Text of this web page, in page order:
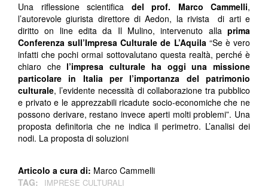
Una riflessione scientifica del prof. Marco Cammelli,
l’autorevole giurista direttore di Aedon, la rivista di arti e
diritto on line edita da Il Mulino, intervenuto alla prima
Conferenza sull’Impresa Culturale de L’Aquila “Se è vero
infatti che pochi ormai sottovalutano questa realtà, perché è
chiaro che l’impresa culturale ha oggi una missione
particolare in Italia per l’importanza del patrimonio
culturale, l’evidente necessità di collaborazione tra pubblico
e privato e le apprezzabili ricadute socio-economiche che ne
possono derivare, restano invece aperti molti problemi”. Una
proposta definitoria che ne indica il perimetro. L’analisi dei
nodi. La proposta di soluzioni
Articolo a cura di: Marco Cammelli
TAG:
IMPRESE CULTURALI